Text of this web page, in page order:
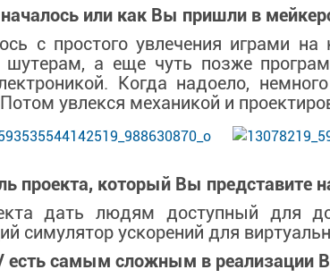
началось или как Вы пришли в
с простого увлечения играми на
шутерам, а еще чуть позже
Когда надоело,
увлекся механикой и
проекта, который Вы представите
дать людям доступный для
симулятор ускорений для
есть самым сложным в реализации